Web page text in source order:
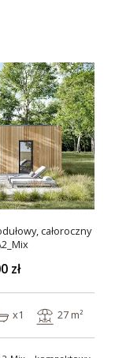
całoroczny
zł
x1 27 m²